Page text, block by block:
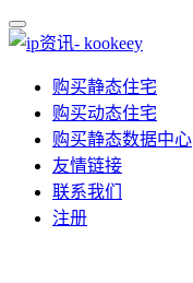
购买静态住宅
购买动态住宅
购买静态数据中心
友情链接
联系我们
注册